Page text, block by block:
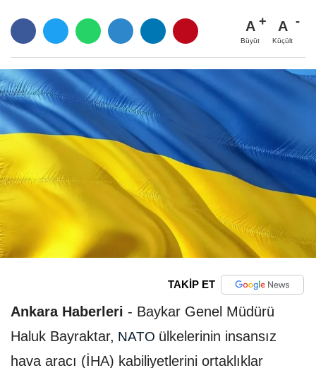
A
Büyüt
A
Küçült
TAKİP ET
Ankara Haberleri - Baykar Genel Müdürü
Haluk Bayraktar, NATO ülkelerinin insansız
hava aracı (İHA) kabiliyetlerini ortaklıklar